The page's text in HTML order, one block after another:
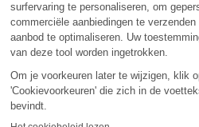
vlies rond de longen) is een
slecht begrepen vormen
behandeling van
het proces waarbij